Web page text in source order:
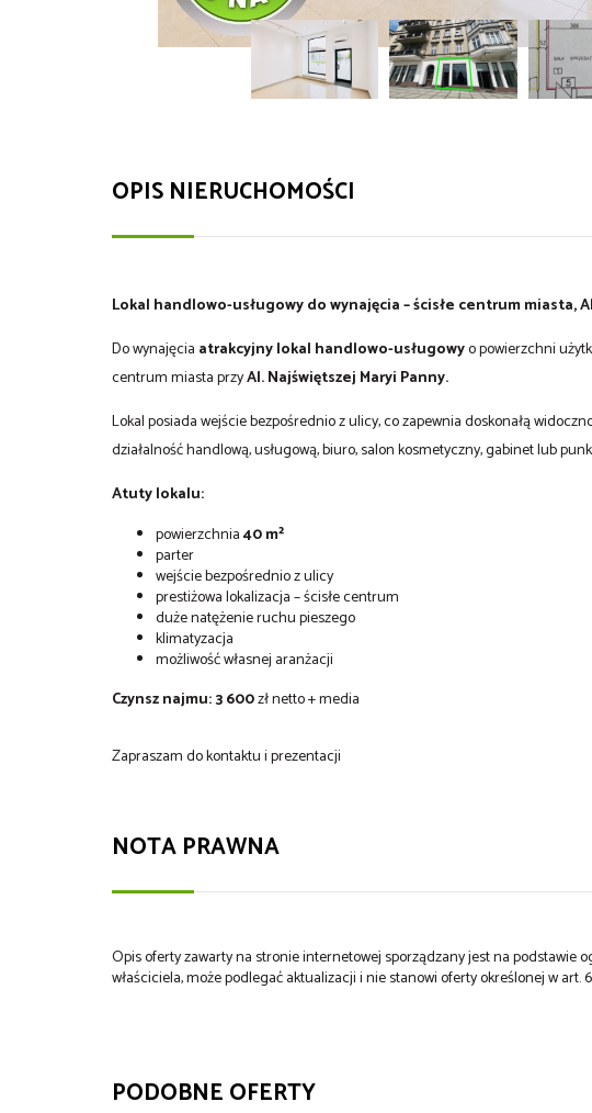
OPIS NIERUCHOMOŚCI
Lokal handlowo-usługowy do wynajęcia – ścisłe centrum miasta,
Do wynajęcia atrakcyjny lokal handlowo-usługowyo powierzchni
centrum miasta przyAl. Najświętszej Maryi Panny.
Lokal posiada wejście bezpośrednio z ulicy, co zapewnia doskonałą
działalność handlową, usługową, biuro, salon kosmetyczny, gabinet lub
Atuty lokalu:
powierzchnia40 m²
parter
wejście bezpośrednio z ulicy
prestiżowa lokalizacja – ścisłe centrum
duże natężenie ruchu pieszego
klimatyzacja
możliwość własnej aranżacji
Czynsz najmu:3 600zł netto + media
Zapraszam do kontaktu i prezentacji
NOTA PRAWNA
Opis oferty zawarty na stronie internetowej sporządzany jest na
właściciela, może podlegać aktualizacji i nie stanowi oferty określonej w art.
PODOBNE OFERTY